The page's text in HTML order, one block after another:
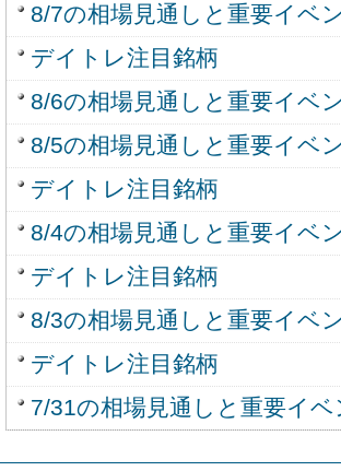
8/7の相場見通しと重要イベ
デイトレ注目銘柄
8/6の相場見通しと重要イベ
8/5の相場見通しと重要イベ
デイトレ注目銘柄
8/4の相場見通しと重要イベ
デイトレ注目銘柄
8/3の相場見通しと重要イベ
デイトレ注目銘柄
7/31の相場見通しと重要イベ